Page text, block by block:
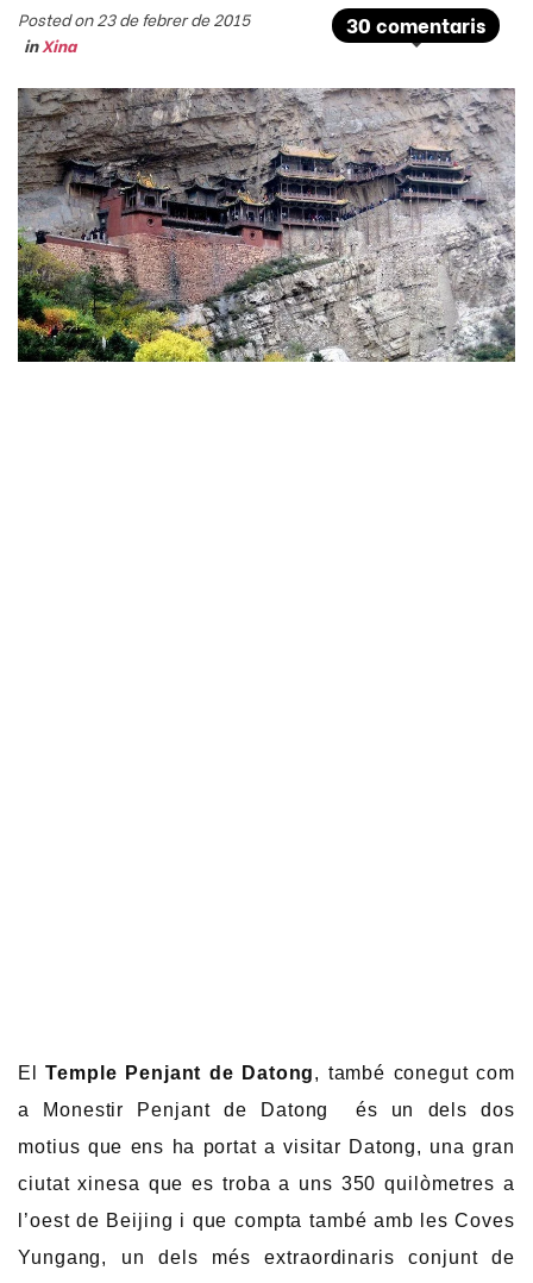
30 comentaris
Posted on 23 de febrer de 2015
inXina
ElTemple Penjant de Datong, també conegut com
a Monestir Penjant de Datong és un dels dos
motius que ens ha portat a visitar Datong, una gran
ciutat xinesa que es troba a uns 350 quilòmetres a
l’oest de Beijing i que compta també amb les Coves
Yungang, un dels més extraordinaris conjunt de